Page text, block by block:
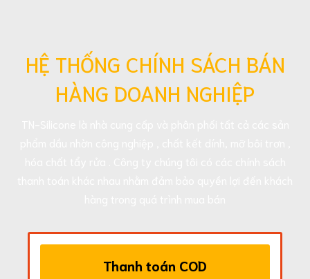
HỆ THỐNG CHÍNH SÁCH BÁN
HÀNG DOANH NGHIỆP
Thanh toán COD